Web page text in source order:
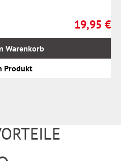
Regulärer
19,95 €
Warenkorb
Produkt